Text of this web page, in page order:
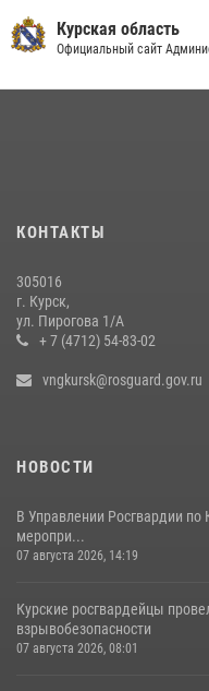
20 июля 2026, 08:00
22 июля 2026, 12:35
Курская область
Официальный сайт
КОНТАКТЫ
305016
г. Курск,
ул. Пирогова 1/А
+ 7 (4712) 54-83-02
vngkursk@rosguard.gov.ru
НОВОСТИ
В Управлении Росгвардии по
меропри...
07 августа 2026, 14:19
Курские росгвардейцы
взрывобезопасности
07 августа 2026, 08:01